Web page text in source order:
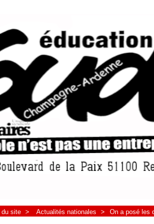
site > Actualités nationales > On a posé les